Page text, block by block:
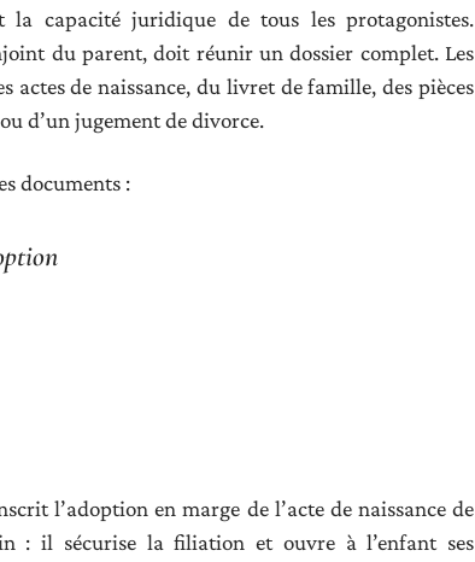
la capacité juridique de tous les protagonistes.
du parent, doit réunir un dossier complet. Les
de naissance, du livret de famille, des pièces
d’un jugement de divorce.
documents :
l’adoption en marge de l’acte de naissance de
: il sécurise la filiation et ouvre à l’enfant ses